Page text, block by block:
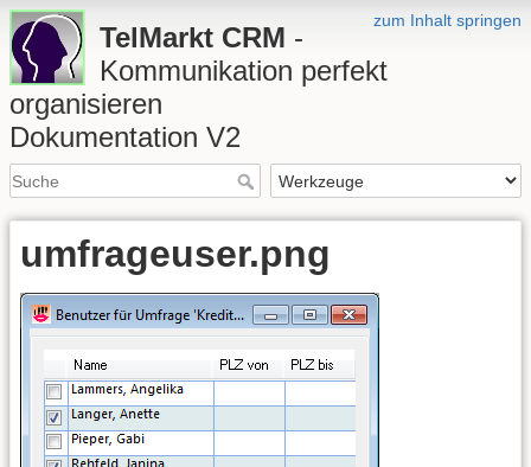
zum Inhalt springen
TelMarkt CRM -
Kommunikation perfekt
organisieren
Dokumentation V2
umfrageuser.png